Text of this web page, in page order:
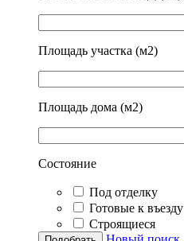
Площадь участка (м2)
Площадь дома (м2)
Состояние
Под отделку
Готовые к въезду
Строящиеся